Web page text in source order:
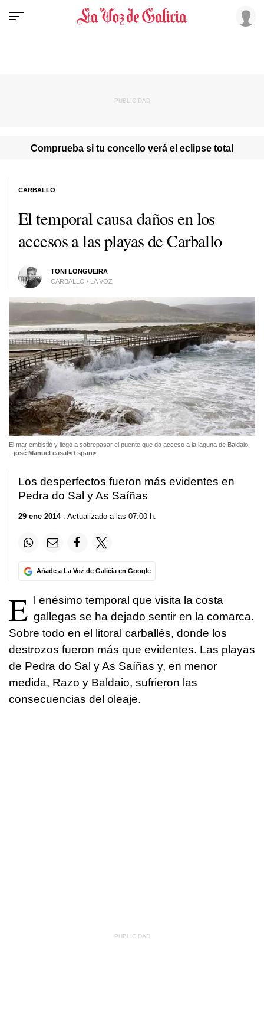
Comprueba si tu concello verá el eclipse total
El temporal causa daños en los
accesos a las playas de Carballo
TONI LONGUEIRA
CARBALLO / LA VOZ
CARBALLO
El mar embistió y llegó a sobrepasar el puente que da acceso a la laguna de Baldaio.
josé Manuel casal< / span>
Los desperfectos fueron más evidentes en
Pedra do Sal y As Saíñas
29 ene 2014. Actualizado a las 07:00 h.
Añade a La Voz de Galicia en Google
E
l enésimo temporal que visita la costa
gallegas se ha dejado sentir en la comarca.
Sobre todo en el litoral carballés, donde los
destrozos fueron más que evidentes. Las playas
de Pedra do Sal y As Saíñas y, en menor
medida, Razo y Baldaio, sufrieron las
consecuencias del oleaje.